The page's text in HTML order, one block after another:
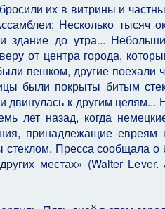
их в витрины и
Несколько тысяч
здание до утра...
от центра города,
пешком, другие поехали
были покрыты битым
двинулась к другим
лет назад, когда
принадлежащие
Пресса сообщала
местах» (Walter